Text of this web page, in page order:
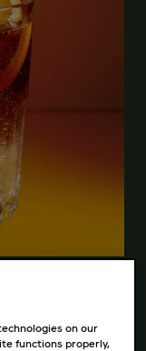
on our
functions properly,